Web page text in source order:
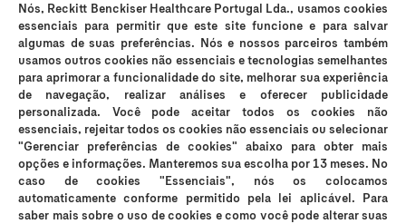
Os preservativos Durex são dispositivos médicos de uso único e podem
ser utilizados para fins contracetivos e prevenção da transmissão de
infeções sexualmente transmissíveis (IST). Durex Lubrificantes e Durex
Massage 2in1 são dispositivos médicos que suavizam a secura vaginal e
os incómodos íntimos e são compatíveis com preservativos, no entanto
não são contracetivos e não contêm espermicida. Os lubrificantes Durex
podem reduzir a mobilidade do esperma; se está a tentar engravidar,
consulte o seu médico. Em caso de sensibilidade ao látex, consulte o seu
médico antes de utilizar os preservativos. Os preservativos Durex Placer
Prolongado e Durex Mutual Clímax não devem ser utilizados quando
qualquer dos parceiros sofrer de problemas respiratórios. Nenhum método
contracetivo garante 100% de prevenção da gravidez ou transmissão de
IST. Evite o contacto com os olhos, cortes, pele ferida ou irritada. Leia
Nós, Reckitt Benckiser Healthcare Portugal Lda., usamos cookies
essenciais para permitir que este site funcione e para salvar
algumas de suas preferências. Nós e nossos parceiros também
usamos outros cookies não essenciais e tecnologias semelhantes
para aprimorar a funcionalidade do site, melhorar sua experiência
de navegação, realizar análises e oferecer publicidade
personalizada. Você pode aceitar todos os cookies não
essenciais, rejeitar todos os cookies não essenciais ou selecionar
"Gerenciar preferências de cookies" abaixo para obter mais
opções e informações. Manteremos sua escolha por 13 meses. No
caso de cookies "Essenciais", nós os colocamos
automaticamente conforme permitido pela lei aplicável. Para
saber mais sobre o uso de cookies e como você pode alterar suas